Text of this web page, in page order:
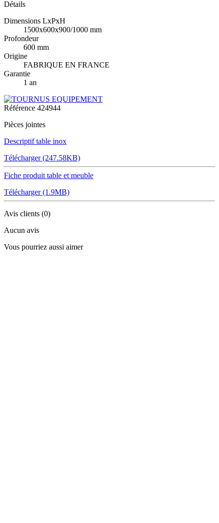
Détails
Dimensions LxPxH
1500x600x900/1000 mm
Profondeur
600 mm
Origine
FABRIQUE EN FRANCE
Garantie
1 an
Référence 424944
Pièces jointes
Descriptif table inox
Télécharger (247.58KB)
Fiche produit table et meuble
Télécharger (1.9MB)
Avis clients (0)
Aucun avis
Vous pourriez aussi aimer